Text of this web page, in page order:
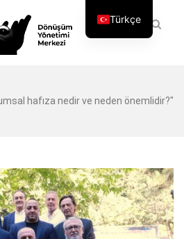
hafıza nedir ve neden önemlidir?"
Türkçe